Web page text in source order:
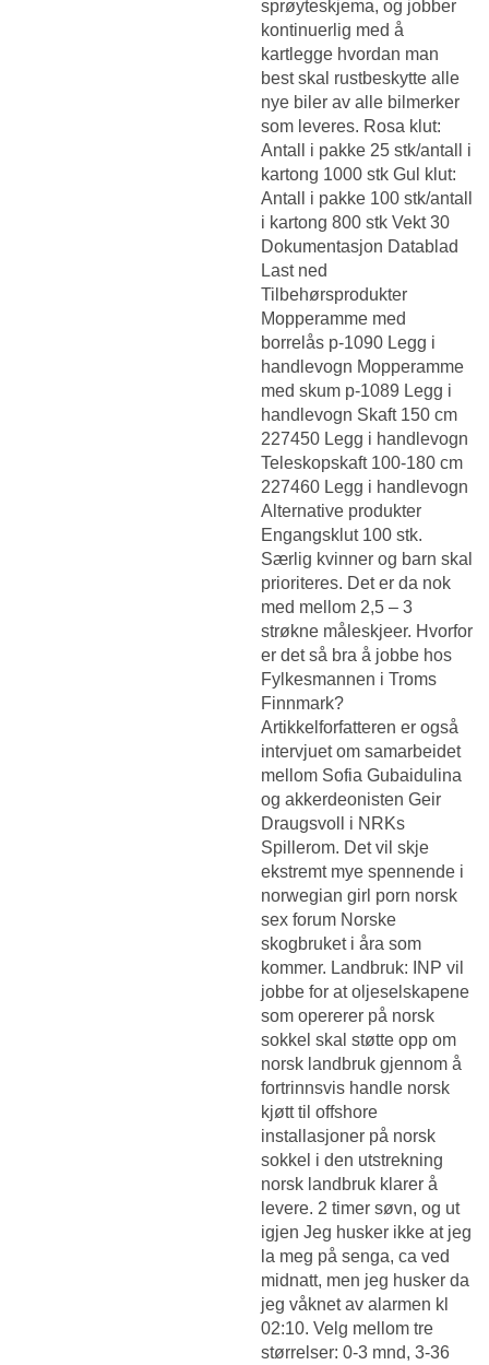
sprøyteskjema, og jobber
kontinuerlig med å
kartlegge hvordan man
best skal rustbeskytte alle
nye biler av alle bilmerker
som leveres. Rosa klut:
Antall i pakke 25 stk/antall i
kartong 1000 stk Gul klut:
Antall i pakke 100 stk/antall
i kartong 800 stk Vekt 30
Dokumentasjon Datablad
Last ned
Tilbehørsprodukter
Mopperamme med
borrelås p-1090 Legg i
handlevogn Mopperamme
med skum p-1089 Legg i
handlevogn Skaft 150 cm
227450 Legg i handlevogn
Teleskopskaft 100-180 cm
227460 Legg i handlevogn
Alternative produkter
Engangsklut 100 stk.
Særlig kvinner og barn skal
prioriteres. Det er da nok
med mellom 2,5 – 3
strøkne måleskjeer. Hvorfor
er det så bra å jobbe hos
Fylkesmannen i Troms
Finnmark?
Artikkelforfatteren er også
intervjuet om samarbeidet
mellom Sofia Gubaidulina
og akkerdeonisten Geir
Draugsvoll i NRKs
Spillerom. Det vil skje
ekstremt mye spennende i
norwegian girl porn norsk
sex forum Norske
skogbruket i åra som
kommer. Landbruk: INP vil
jobbe for at oljeselskapene
som opererer på norsk
sokkel skal støtte opp om
norsk landbruk gjennom å
fortrinnsvis handle norsk
kjøtt til offshore
installasjoner på norsk
sokkel i den utstrekning
norsk landbruk klarer å
levere. 2 timer søvn, og ut
igjen Jeg husker ikke at jeg
la meg på senga, ca ved
midnatt, men jeg husker da
jeg våknet av alarmen kl
02:10. Velg mellom tre
størrelser: 0-3 mnd, 3-36